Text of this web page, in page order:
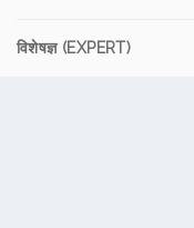
विशेषज्ञ (EXPERT)